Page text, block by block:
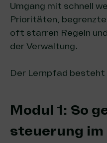
Umgang mit schnell
Prioritäten,
oft starren Regeln
der Verwaltung.
Der Lernpfad besteht
Modul 1: So
steue­rung im